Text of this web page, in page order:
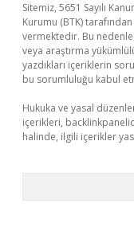
Sitemiz, 5651 Sayılı
Kurumu (BTK)
vermektedir. Bu
veya araştırma
yazdıkları içeriklerin
bu sorumluluğu kabul
Hukuka ve yasal
içerikleri,
halinde, ilgili içerikler